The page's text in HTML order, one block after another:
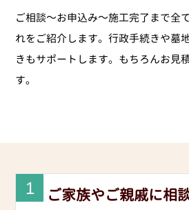
ご相談～お申込み～施工完了まで全
れをご紹介します。行政手続きや墓
きもサポートします。もちろんお見
す。
1 ご家族やご親戚に相